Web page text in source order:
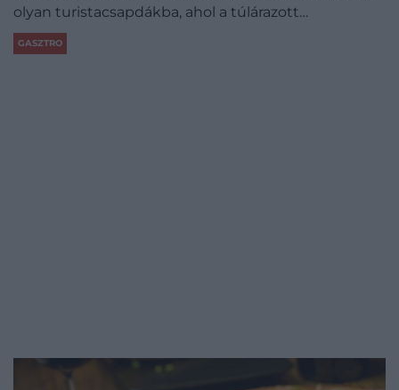
olyan turistacsapdákba, ahol a túlárazott…
GASZTRO